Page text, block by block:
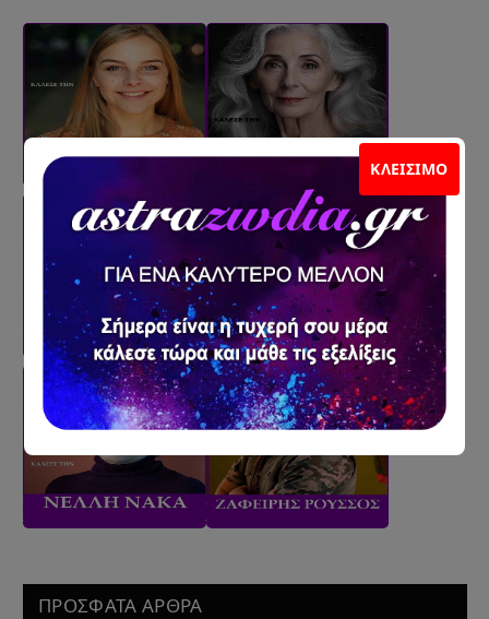
ΚΛΕΊΣΙΜΟ
ΠΡΟΣΦΑΤΑ ΑΡΘΡΑ